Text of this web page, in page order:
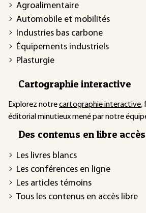
Agroalimentaire
Automobile et mobilités
Industries bas carbone
Équipements industriels
Plasturgie
Cartographie interactive
Explorez notrecartographie interactive,
éditorial minutieux mené par notre
Des contenus en libre accès
Les livres blancs
Les conférences en ligne
Les articles témoins
Tous les contenus en accès libre